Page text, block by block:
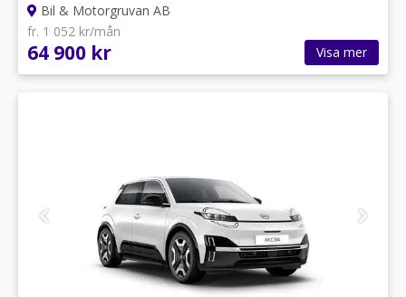
Bil & Motorgruvan AB
fr. 1 052 kr/mån
64 900 kr Visa mer